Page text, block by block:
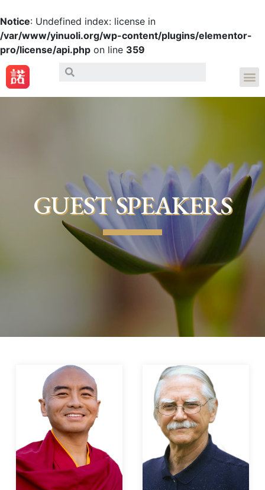
Notice: Undefined index: license in
/var/www/yinuoli.org/wp-content/plugins/elementor-
pro/license/api.php on line 359
GUEST SPEAKERS